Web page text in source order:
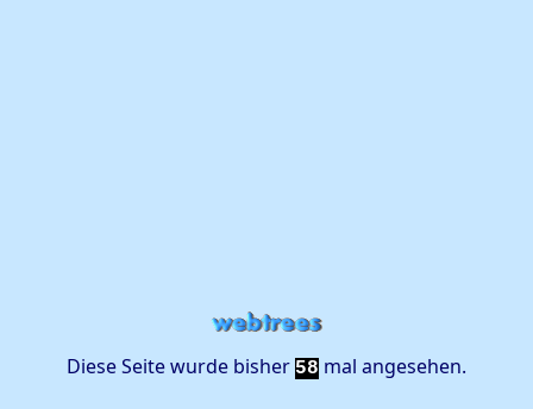
Diese Seite wurde bisher 58 mal angesehen.